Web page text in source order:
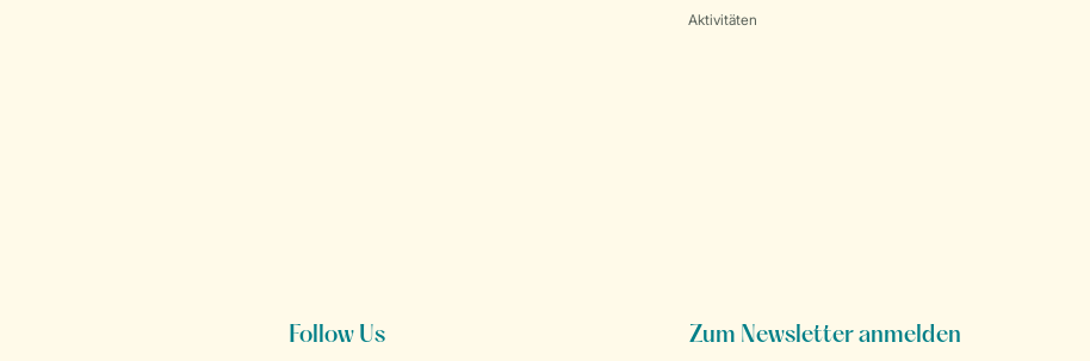
Aktivitäten
Follow Us Zum Newsletter anmelden